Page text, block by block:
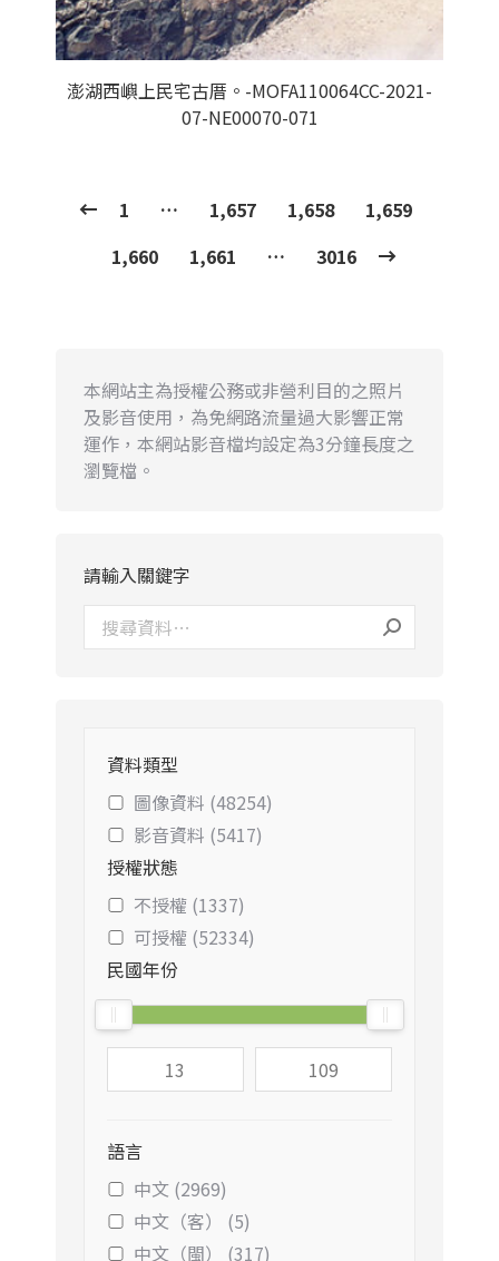
澎湖西嶼上民宅古厝。-MOFA110064CC-2021-
07-NE00070-071
1 … 1,657 1,658
1,659
1,660
1,661 … 3016
本網站主為授權公務或非營利目的之照片
及影音使用，為免網路流量過大影響正常
運作，本網站影音檔均設定為3分鐘長度之
瀏覽檔。
請輸入關鍵字
資料類型
圖像資料 (48254)
影音資料 (5417)
授權狀態
不授權 (1337)
可授權 (52334)
民國年份
語言
中文 (2969)
中文（客） (5)
中文（閩） (317)